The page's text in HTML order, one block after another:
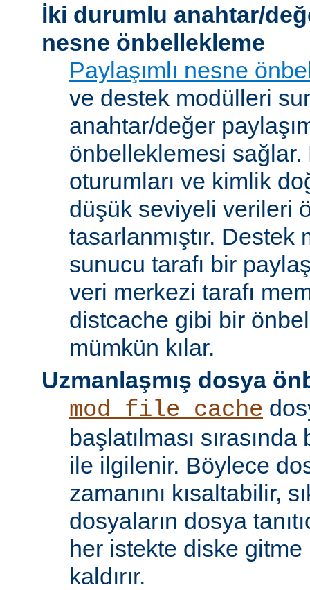
İki durumlu anahtar/
nesne önbellekleme
Paylaşımlı nesne
ve destek modülleri
anahtar/değer
önbelleklemesi
oturumları ve kimlik
düşük seviyeli verileri
tasarlanmıştır.
sunucu tarafı bir
veri merkezi tarafı
distcache gibi bir
mümkün kılar.
Uzmanlaşmış dosya
mod_file_cache
başlatılması
ile ilgilenir. Böylece
zamanını kısaltabilir,
dosyaların dosya
her istekte diske gitme
kaldırır.